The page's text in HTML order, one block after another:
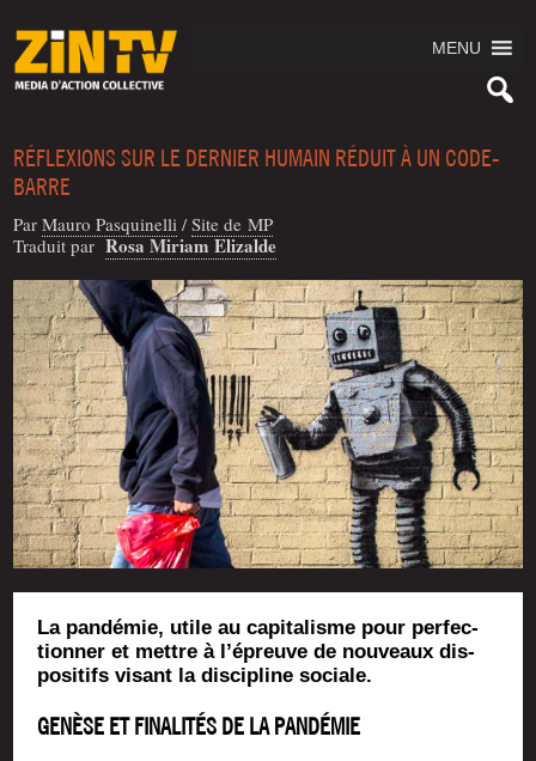
MENU
RÉFLEXIONS SUR LE DERNIER HUMAIN RÉDUIT À UN CODE-
BARRE
ParMau­ro Pasquinelli /Site de MP
Tra­duit par Rosa Miriam Eli­zalde
La pan­dé­mie, utile au capi­ta­lisme pour per­fec­
tion­ner et mettre à l’épreuve de nou­veaux dis­
po­si­tifs visant la dis­ci­pline sociale.
GENÈSE ET FINALITÉS DE LA PANDÉMIE